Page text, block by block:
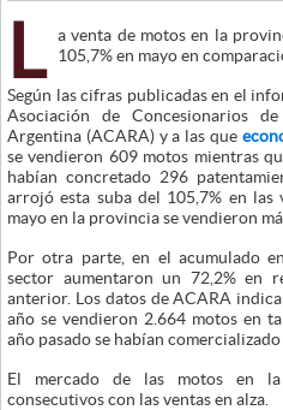
L
a venta de motos en la
105,7% en mayo en
Según las cifras publicadas en el
Asociación de Concesionarios
Argentina (ACARA) y a las que
se vendieron 609 motos mientras
habían concretado 296
arrojó esta suba del 105,7% en las
mayo en la provincia se vendieron
Por otra parte, en el acumulado
sector aumentaron un 72,2% en
anterior. Los datos de ACARA
año se vendieron 2.664 motos en
año pasado se habían
El mercado de las motos en
consecutivos con las ventas en alza.